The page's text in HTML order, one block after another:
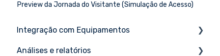
Preview da Jornada do Visitante (Simulação de Acesso)
Integração com Equipamentos
Aruba
Análises e relatórios